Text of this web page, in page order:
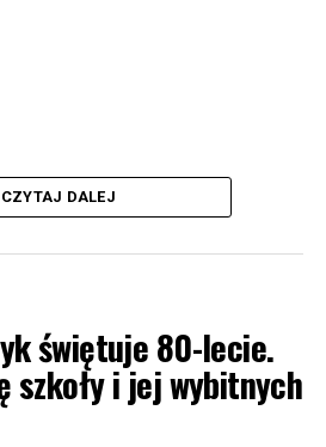
CZYTAJ DALEJ
świętuje 80-lecie.
szkoły i jej wybitnych